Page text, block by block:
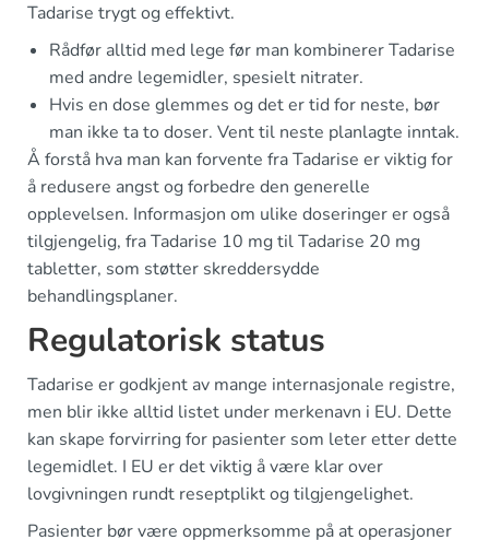
Tadarise trygt og effektivt.
Rådfør alltid med lege før man kombinerer Tadarise
med andre legemidler, spesielt nitrater.
Hvis en dose glemmes og det er tid for neste, bør
man ikke ta to doser. Vent til neste planlagte inntak.
Å forstå hva man kan forvente fra Tadarise er viktig for
å redusere angst og forbedre den generelle
opplevelsen. Informasjon om ulike doseringer er også
tilgjengelig, fra Tadarise 10 mg til Tadarise 20 mg
tabletter, som støtter skreddersydde
behandlingsplaner.
Regulatorisk status
Tadarise er godkjent av mange internasjonale registre,
men blir ikke alltid listet under merkenavn i EU. Dette
kan skape forvirring for pasienter som leter etter dette
legemidlet. I EU er det viktig å være klar over
lovgivningen rundt reseptplikt og tilgjengelighet.
Pasienter bør være oppmerksomme på at operasjoner